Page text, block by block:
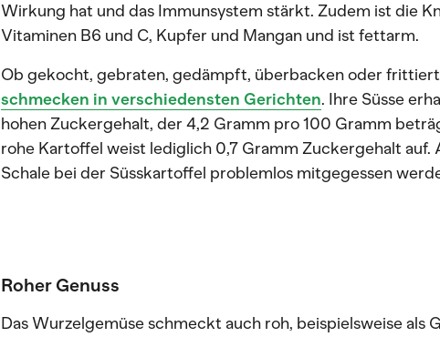
Wirkung hat und das Immunsystem stärkt. Zudem ist die
Vitaminen B6 und C, Kupfer und Mangan und ist fettarm.
Ob gekocht, gebraten, gedämpft, überbacken oder
schmecken in verschiedensten Gerichten. Ihre Süsse
hohen Zuckergehalt, der 4,2 Gramm pro 100 Gramm
rohe Kartoffel weist lediglich 0,7 Gramm Zuckergehalt auf.
Schale bei der Süsskartoffel problemlos mitgegessen
Roher Genuss
Das Wurzelgemüse schmeckt auch roh, beispielsweise als